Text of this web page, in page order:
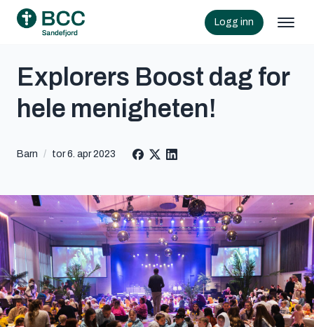
Logg inn
Explorers Boost dag for
hele menigheten!
Barn / tor 6. apr 2023